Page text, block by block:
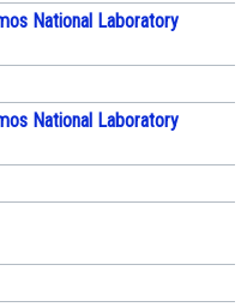
National Laboratory
National Laboratory